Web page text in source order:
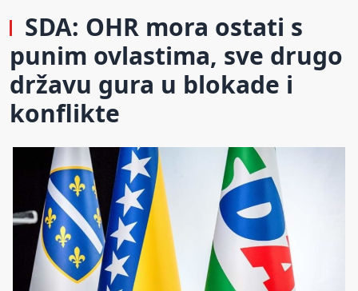
SDA: OHR mora ostati s
punim ovlastima, sve drugo
državu gura u blokade i
konflikte